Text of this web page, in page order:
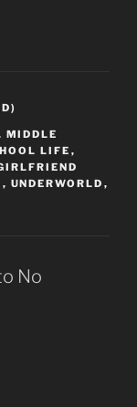
MIDDLE
LIFE ,
, UNDERWORLD ,
No